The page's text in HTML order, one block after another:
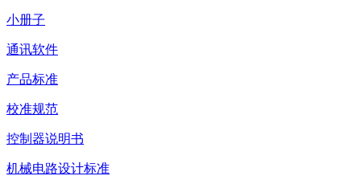
小册子
通讯软件
产品标准
校准规范
控制器说明书
机械电路设计标准